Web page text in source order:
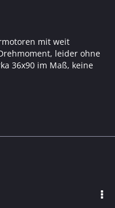
mit weit
leider ohne
36x90 im Maß, keine